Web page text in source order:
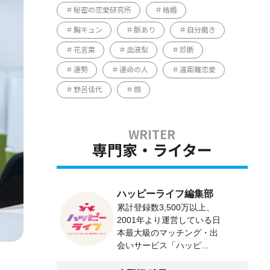
秘密の恋愛研究所 結婚
胸キュン 脈あり 自分磨き
花言葉 血液型 診断
運勢 運命の人 遠距離恋愛
野呂佳代 顔
専門家・ライター
ハッピーライフ編集部
累計登録数3,500万以上、
2001年より運営している日
本最大級のマッチング・出
会いサービス「ハッピ...